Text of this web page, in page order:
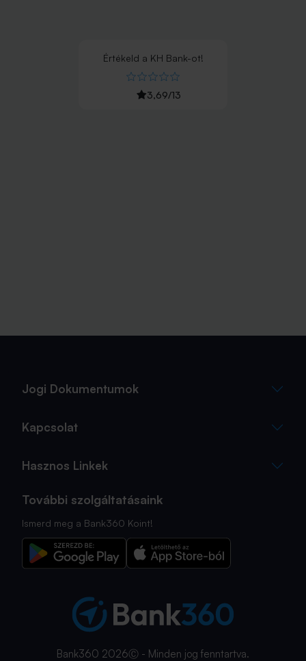
Értékeld a KH Bank-ot!
3,69/13
Jogi Dokumentumok
Kapcsolat
Hasznos Linkek
További szolgáltatásaink
Ismerd meg a Bank360 Koint!
Bank360 2026Ⓒ - Minden jog fenntartva.